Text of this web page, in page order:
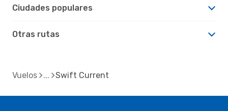
Ciudades populares
Otras rutas
Vuelos Swift Current